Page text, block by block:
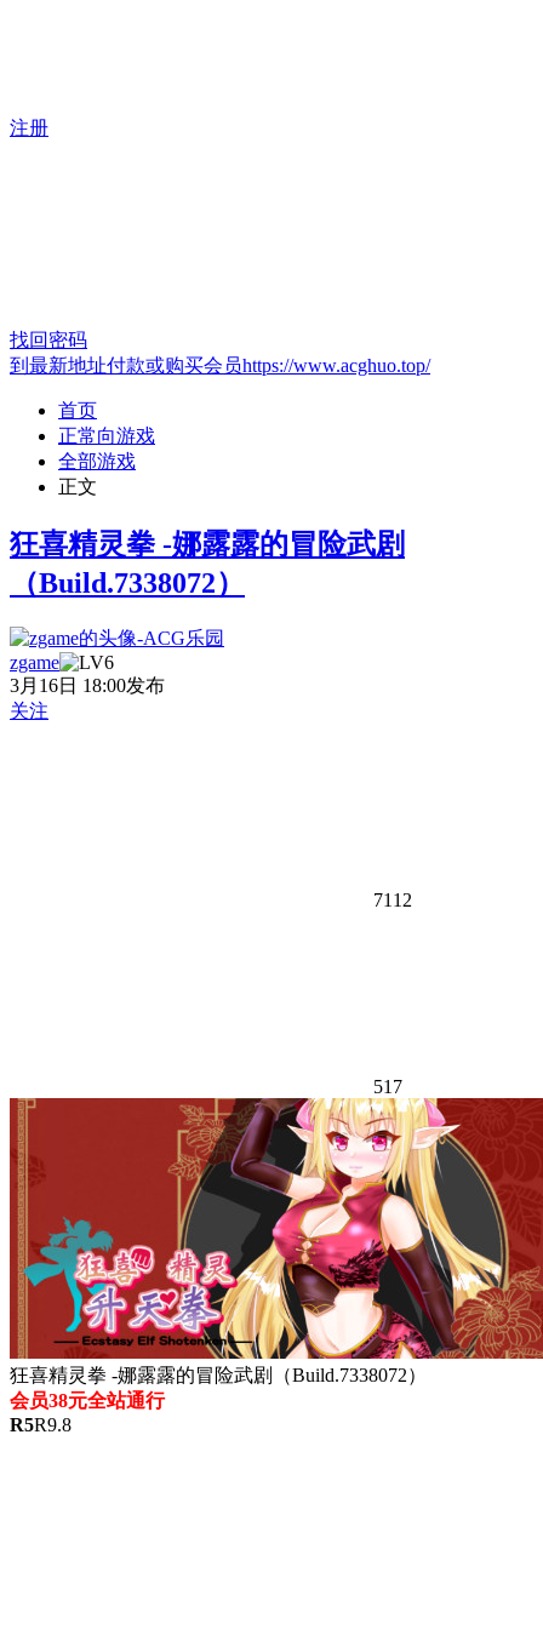
注册
找回密码
到最新地址付款或购买会员https://www.acghuo.top/
首页
正常向游戏
全部游戏
正文
狂喜精灵拳 -娜露露的冒险武剧
（Build.7338072）
zgame
3月16日 18:00发布
关注
7112
517
狂喜精灵拳 -娜露露的冒险武剧（Build.7338072）
会员38元全站通行
R5R9.8